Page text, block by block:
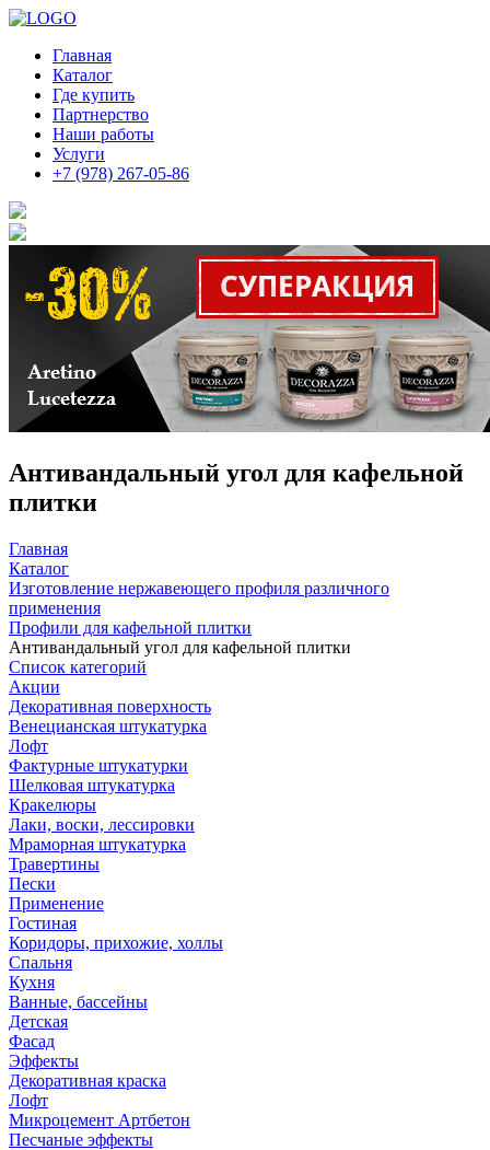
Главная
Каталог
Где купить
Партнерство
Наши работы
Услуги
+7 (978) 267-05-86
Антивандальный угол для кафельной
плитки
Главная
Каталог
Изготовление нержавеющего профиля различного
применения
Профили для кафельной плитки
Антивандальный угол для кафельной плитки
Список категорий
Акции
Декоративная поверхность
Венецианская штукатурка
Лофт
Фактурные штукатурки
Шелковая штукатурка
Кракелюры
Лаки, воски, лессировки
Мраморная штукатурка
Травертины
Пески
Применение
Гостиная
Коридоры, прихожие, холлы
Спальня
Кухня
Ванные, бассейны
Детская
Фасад
Эффекты
Декоративная краска
Лофт
Микроцемент Артбетон
Песчаные эффекты